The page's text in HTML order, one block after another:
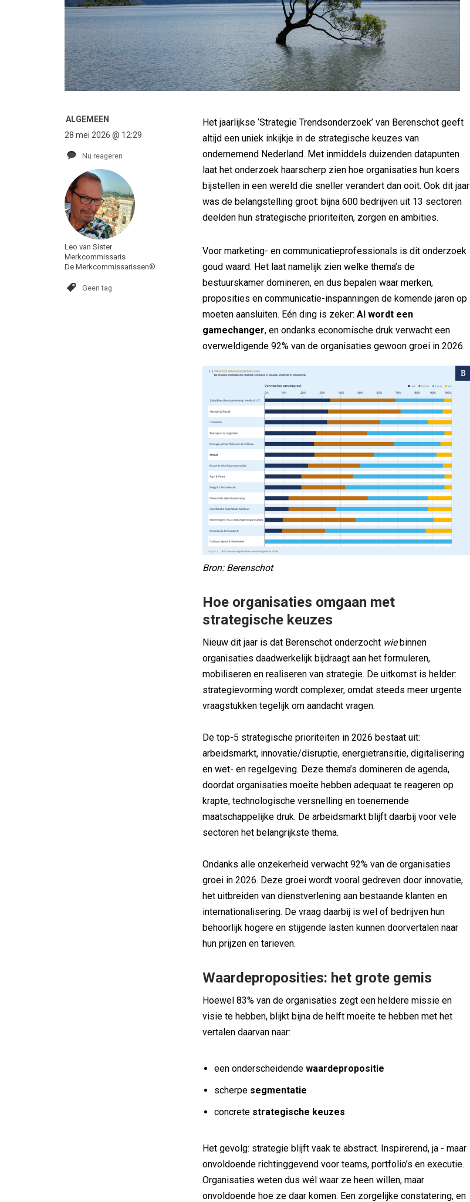
ALGEMEEN
28 mei 2026 @ 12:29
Nu reageren
Leo van Sister
Merkcommissaris
De Merkcommissarissen®
Geen tag
Het jaarlijkse ‘Strategie Trendsonderzoek’ van Berenschot geeft
altijd een uniek inkijkje in de strategische keuzes van
ondernemend Nederland. Met inmiddels duizenden datapunten
laat het onderzoek haarscherp zien hoe organisaties hun koers
bijstellen in een wereld die sneller verandert dan ooit. Ook dit jaar
was de belangstelling groot: bijna 600 bedrijven uit 13 sectoren
deelden hun strategische prioriteiten, zorgen en ambities.
Voor marketing- en communicatieprofessionals is dit onderzoek
goud waard. Het laat namelijk zien welke thema’s de
bestuurskamer domineren, en dus bepalen waar merken,
proposities en communicatie-inspanningen de komende jaren op
moeten aansluiten. Eén ding is zeker: AI wordt een
gamechanger, en ondanks economische druk verwacht een
overweldigende 92% van de organisaties gewoon groei in 2026.
Bron: Berenschot
Hoe organisaties omgaan met
strategische keuzes
Nieuw dit jaar is dat Berenschot onderzocht wiebinnen
organisaties daadwerkelijk bijdraagt aan het formuleren,
mobiliseren en realiseren van strategie. De uitkomst is helder:
strategievorming wordt complexer, omdat steeds meer urgente
vraagstukken tegelijk om aandacht vragen.
De top-5 strategische prioriteiten in 2026 bestaat uit:
arbeidsmarkt, innovatie/disruptie, energietransitie, digitalisering
en wet- en regelgeving. Deze thema’s domineren de agenda,
doordat organisaties moeite hebben adequaat te reageren op
krapte, technologische versnelling en toenemende
maatschappelijke druk. De arbeidsmarkt blijft daarbij voor vele
sectoren het belangrijkste thema.
Ondanks alle onzekerheid verwacht 92% van de organisaties
groei in 2026. Deze groei wordt vooral gedreven door innovatie,
het uitbreiden van dienstverlening aan bestaande klanten en
internationalisering. De vraag daarbij is wel of bedrijven hun
behoorlijk hogere en stijgende lasten kunnen doorvertalen naar
hun prijzen en tarieven.
Waardeproposities: het grote gemis
Hoewel 83% van de organisaties zegt een heldere missie en
visie te hebben, blijkt bijna de helft moeite te hebben met het
vertalen daarvan naar:
een onderscheidende waardepropositie
scherpe segmentatie
concrete strategische keuzes
Het gevolg: strategie blijft vaak te abstract. Inspirerend, ja - maar
onvoldoende richtinggevend voor teams, portfolio’s en executie.
Organisaties weten dus wél waar ze heen willen, maar
onvoldoende hoe ze daar komen. Een zorgelijke constatering, en